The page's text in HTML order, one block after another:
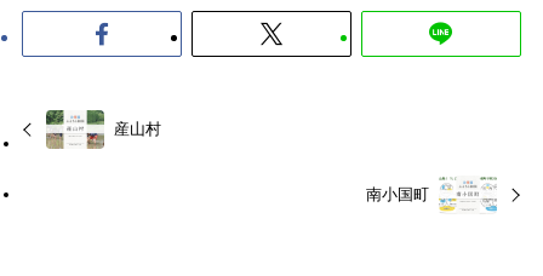
産山村
南小国町